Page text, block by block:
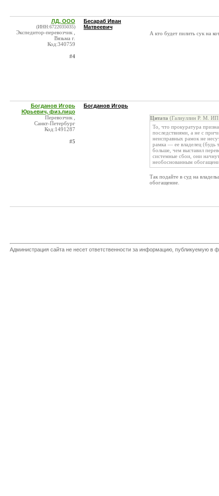
ЛД, ООО
(ИНН:6722035035)
Экспедитор-перевозчик ,
Вязьма г.
Код:340759
#4
Бесараб Иван
Матвеевич
А кто будет пилить сук на
Богданов Игорь
Юрьевич, физ.лицо
Перевозчик ,
Санкт-Петербург
Код:1491287
#5
Богданов Игорь
Цитата (Галиуллин Р. М.
То, что прокуратура
последствиями, а не с
неисправных рамок не
рамка — ее владелец (будь
больше, чем выставил
системные сбои, они
необоснованным
Так подайте в суд на
обогащение.
Администрация сайта не несет ответственности за информацию, публикуемую